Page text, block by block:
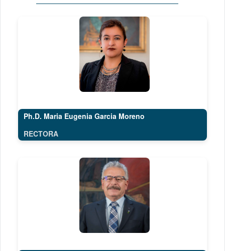
Ph.D. Maria Eugenia Garcia Moreno
RECTORA